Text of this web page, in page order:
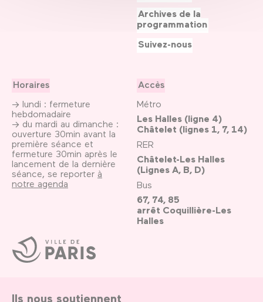
Ville
de
Paris
Horaires
→ lundi : fermeture
hebdomadaire
→ du mardi au dimanche :
ouverture 30min avant la
première séance et
fermeture 30min après le
lancement de la dernière
séance, se reporter à
notre agenda
Accès
Métro
Les Halles (ligne 4)
Châtelet (lignes 1, 7, 14)
RER
Châtelet-Les Halles
(Lignes A, B, D)
Bus
67, 74, 85
arrêt Coquillière-Les
Halles
Archives de la
programmation
Suivez-nous
Ils nous soutiennent